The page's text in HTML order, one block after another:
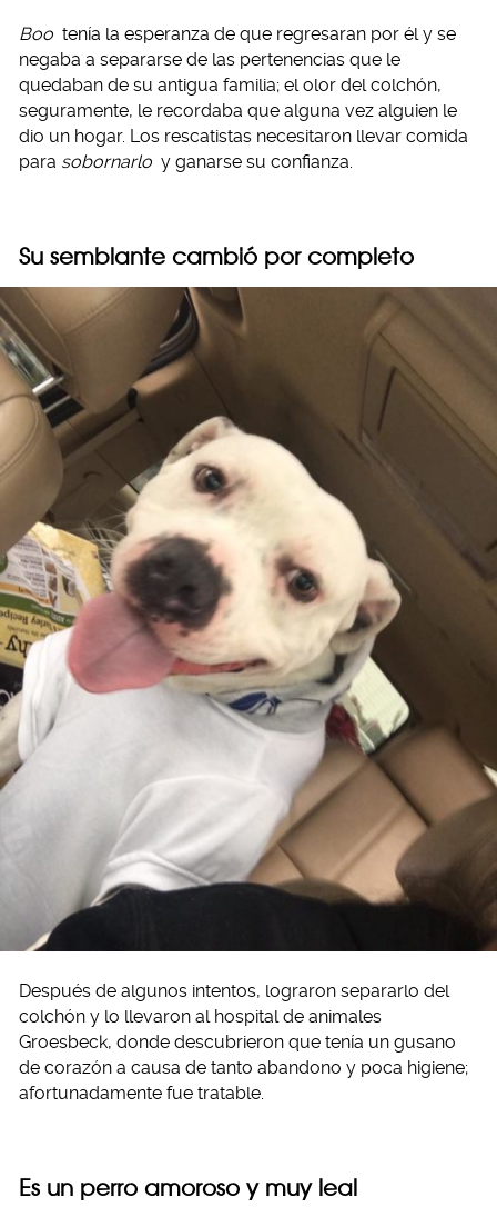
Boo tenía la esperanza de que regresaran por él y se
negaba a separarse de las pertenencias que le
quedaban de su antigua familia; el olor del colchón,
seguramente, le recordaba que alguna vez alguien le
dio un hogar. Los rescatistas necesitaron llevar comida
para sobornarlo y ganarse su confianza.
Su semblante cambió por completo
Después de algunos intentos, lograron separarlo del
colchón y lo llevaron al hospital de animales
Groesbeck, donde descubrieron que tenía un gusano
de corazón a causa de tanto abandono y poca higiene;
afortunadamente fue tratable.
Es un perro amoroso y muy leal